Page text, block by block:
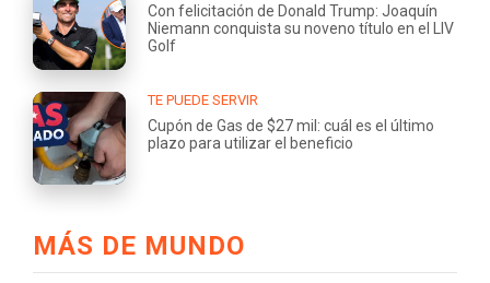
Con felicitación de Donald Trump: Joaquín
Niemann conquista su noveno título en el LIV
Golf
TE PUEDE SERVIR
Cupón de Gas de $27 mil: cuál es el último
plazo para utilizar el beneficio
MÁS DE MUNDO